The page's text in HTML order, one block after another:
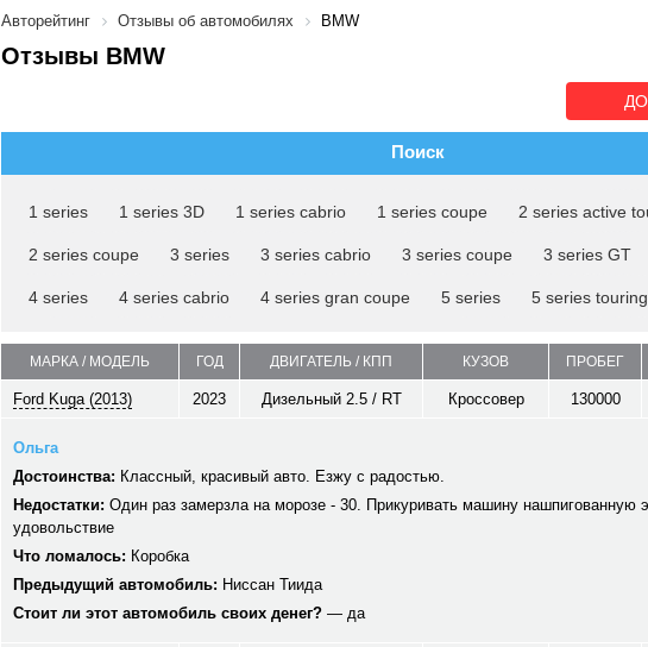
Авторейтинг Отзывы об автомобилях BMW
Отзывы BMW
Поиск
1 series 1 series 3D 1 series cabrio 1 series coupe 2 series active
2 series coupe 3 series 3 series cabrio 3 series coupe 3 series GT
4 series 4 series cabrio 4 series gran coupe 5 series 5 series touring
МАРКА / МОДЕЛЬ ГОД ДВИГАТЕЛЬ / КПП КУЗОВ ПРОБЕГ
Ford Kuga (2013) 2023 Дизельный 2.5 / RT Кроссовер 130000
Ольга
Достоинства: Классный, красивый авто. Езжу с радостью.
Недостатки: Один раз замерзла на морозе - 30. Прикуривать машину нашпигованную
удовольствие
Что ломалось: Коробка
Предыдущий автомобиль: Ниссан Тиида
Стоит ли этот автомобиль своих денег? — да